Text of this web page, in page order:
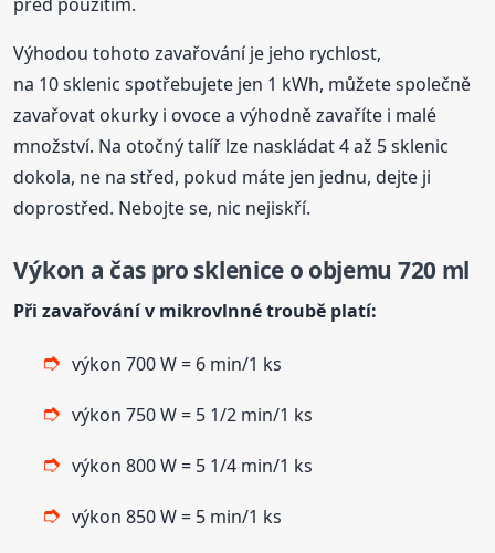
Výhodou tohoto zavařování je jeho rychlost,
na 10 sklenic spotřebujete jen 1 kWh, můžete společně
zavařovat okurky i ovoce a výhodně zavaříte i malé
množství. Na otočný talíř lze naskládat 4 až 5 sklenic
dokola, ne na střed, pokud máte jen jednu, dejte ji
doprostřed. Nebojte se, nic nejiskří.
Výkon a čas pro sklenice o objemu 720 ml
Při zavařování v mikrovlnné troubě platí:
výkon 700 W = 6 min/1 ks
výkon 750 W = 5 1/2 min/1 ks
výkon 800 W = 5 1/4 min/1 ks
výkon 850 W = 5 min/1 ks